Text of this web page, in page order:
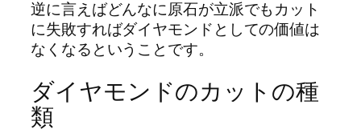
逆に言えばどんなに原石が立派でもカット
に失敗すればダイヤモンドとしての価値は
なくなるということです。
ダイヤモンドのカットの種
類